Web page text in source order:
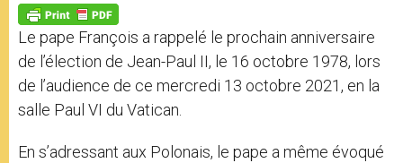
p
p
g
e
r
o
k
Le pape François a rappelé le prochain anniversaire
de l’élection de Jean-Paul II, le 16 octobre 1978, lors
de l’audience de ce mercredi 13 octobre 2021, en la
salle Paul VI du Vatican.
En s’adressant aux Polonais, le pape a même évoqué